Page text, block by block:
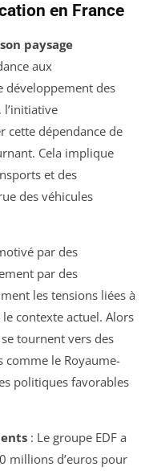
en France
paysage
aux
développement des
l’initiative
cette dépendance de
Cela implique
et des
des véhicules
par des
par des
les tensions liées à
contexte actuel. Alors
tournent vers des
comme le Royaume-
politiques favorables
: Le groupe EDF a
millions d’euros pour